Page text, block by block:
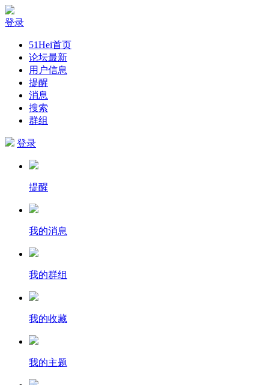
登录
51Hei首页
论坛最新
用户信息
提醒
消息
搜索
群组
登录
提醒
我的消息
我的群组
我的收藏
我的主题